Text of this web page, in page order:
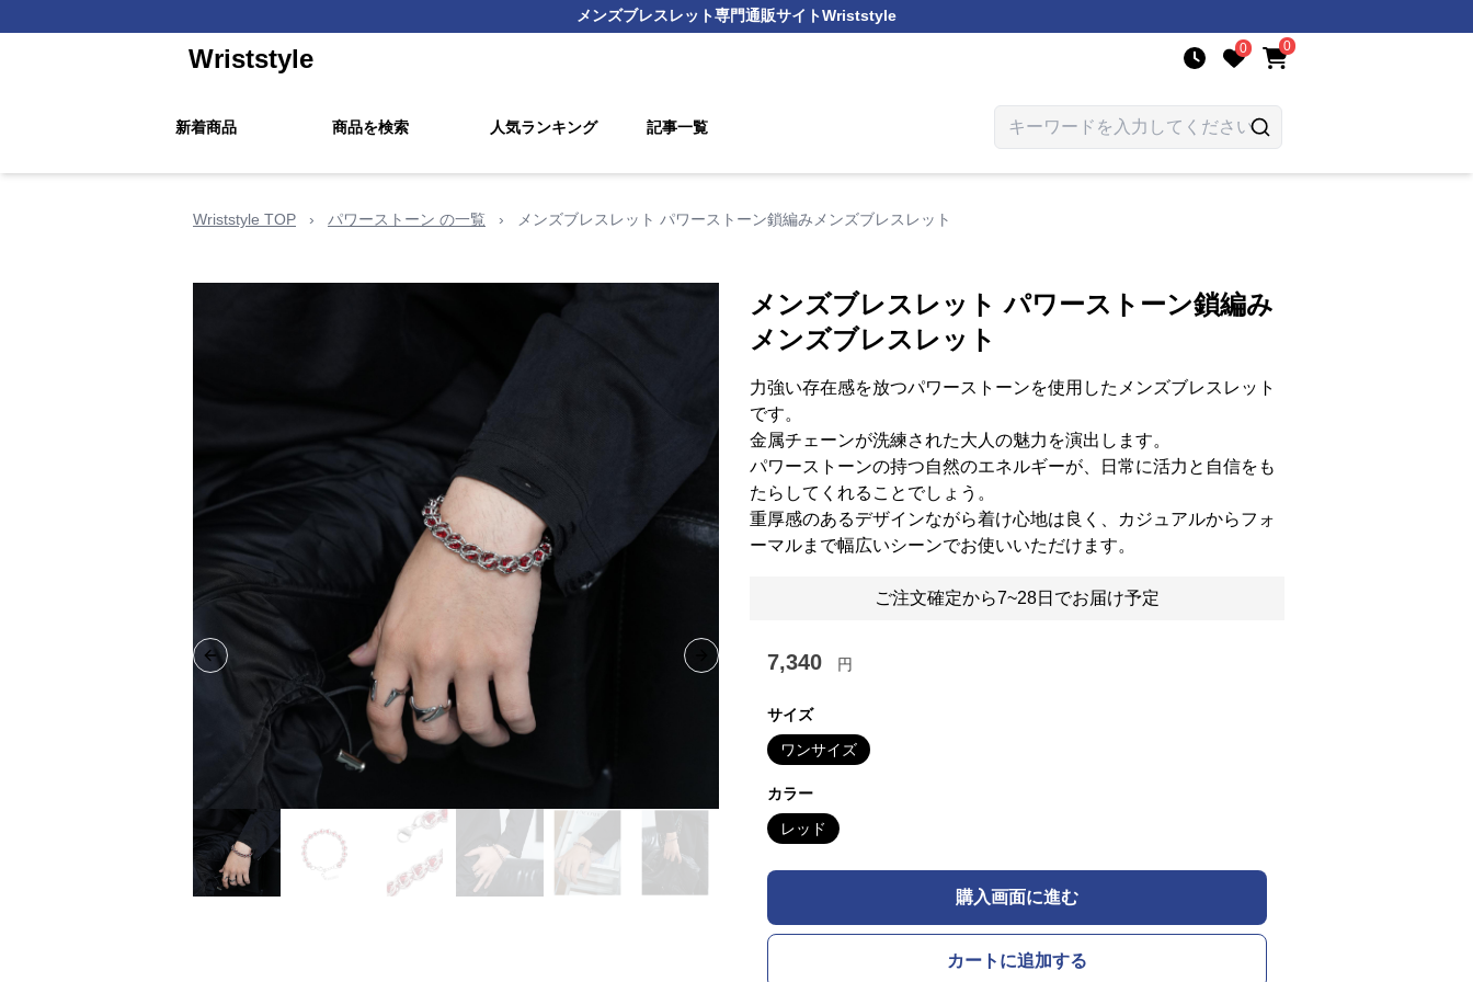
メンズブレスレット専門通販サイトWriststyle
Wriststyle 0 0
新着商品 商品を検索 人気ランキング 記事一覧
Wriststyle TOP › パワーストーン の一覧 › メンズブレスレット パワーストーン鎖編みメンズブレスレット
Previous slide Next slide
メンズブレスレット パワーストーン鎖編み
メンズブレスレット
力強い存在感を放つパワーストーンを使用したメンズブレスレット
です。
金属チェーンが洗練された大人の魅力を演出します。
パワーストーンの持つ自然のエネルギーが、日常に活力と自信をも
たらしてくれることでしょう。
重厚感のあるデザインながら着け心地は良く、カジュアルからフォ
ーマルまで幅広いシーンでお使いいただけます。
ご注文確定から7~28日でお届け予定
7,340 円
サイズ
ワンサイズ
カラー
レッド
購入画面に進む
カートに追加する